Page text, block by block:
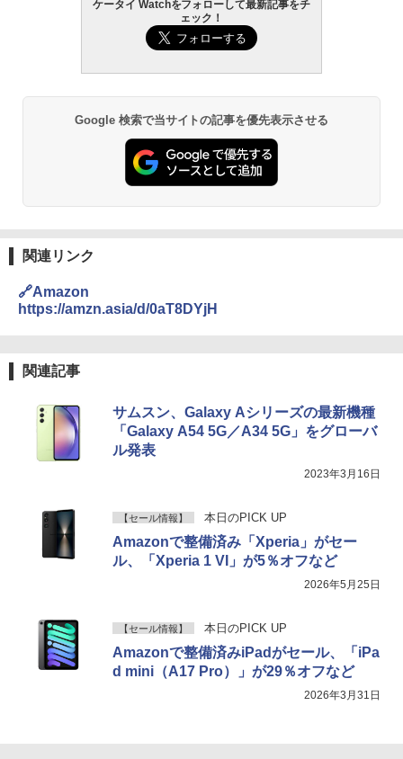
ケータイ Watchをフォローして最新記事をチ
ェック！
Google 検索で当サイトの記事を優先表示させる
関連リンク
🔗Amazon
https://amzn.asia/d/0aT8DYjH
関連記事
サムスン、Galaxy Aシリーズの最新機種
「Galaxy A54 5G／A34 5G」をグローバ
ル発表
2023年3月16日
【セール情報】 本日のPICK UP
Amazonで整備済み「Xperia」がセー
ル、「Xperia 1 VI」が5％オフなど
2026年5月25日
【セール情報】 本日のPICK UP
Amazonで整備済みiPadがセール、「iPa
d mini（A17 Pro）」が29％オフなど
2026年3月31日